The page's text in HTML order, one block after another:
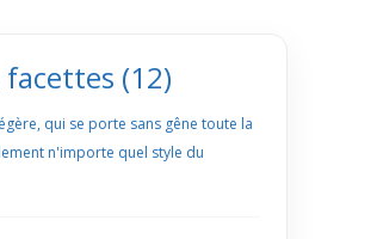
(12)
qui se porte sans gêne toute la
n'importe quel style du